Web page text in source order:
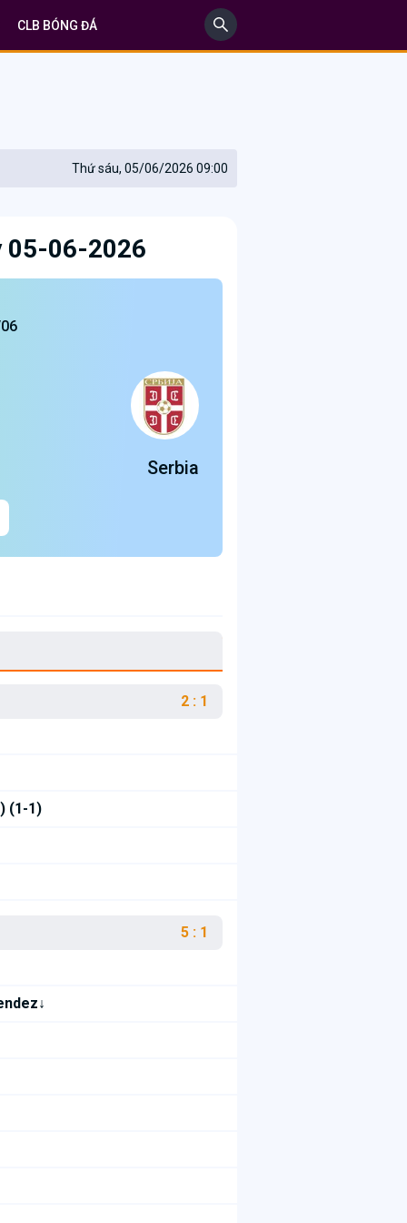
CLB BÓNG ĐÁ
Thứ sáu, 05/06/2026 09:00
05-06-2026
Serbia
2 : 1
(1-1)
5 : 1